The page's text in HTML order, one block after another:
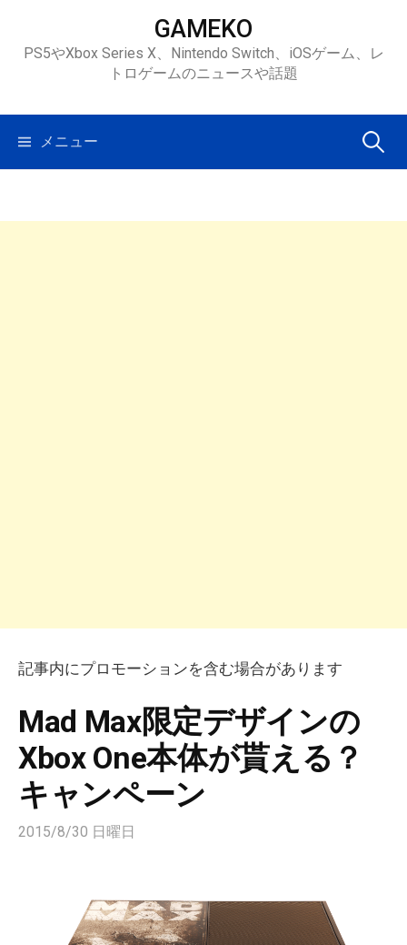
ツ
ス
GAMEKO
PS5やXbox Series X、Nintendo Switch、iOSゲーム、レ
トロゲームのニュースや話題
メニュー 検
記事内にプロモーションを含む場合があります
Mad Max限定デザインの
Xbox One本体が貰える？
キャンペーン
2015/8/30 日曜日